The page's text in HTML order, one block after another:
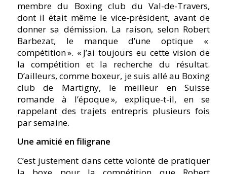
membre du Boxing club du Val-de-Travers,
dont il était même le vice-président, avant de
donner sa démission. La raison, selon Robert
Barbezat, le manque d’une optique «
compétition ». « J’ai toujours eu cette vision de
la compétition et la recherche du résultat.
D’ailleurs, comme boxeur, je suis allé au Boxing
club de Martigny, le meilleur en Suisse
romande à l’époque », explique-t-il, en se
rappelant des trajets entrepris plusieurs fois
par semaine.
Une amitié en filigrane
C’est justement dans cette volonté de pratiquer